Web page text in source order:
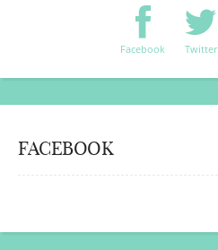
Facebook Twitter
FACEBOOK